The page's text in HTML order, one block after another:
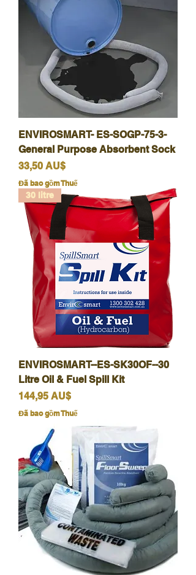
ENVIROSMART- ES-SOGP-75-3-
General Purpose Absorbent Sock
Giá
33,50 AU$
Đã bao gồm Thuế
30 litre
ENVIROSMART--ES-SK30OF--30
Litre Oil & Fuel Spill Kit
Giá
144,95 AU$
Đã bao gồm Thuế